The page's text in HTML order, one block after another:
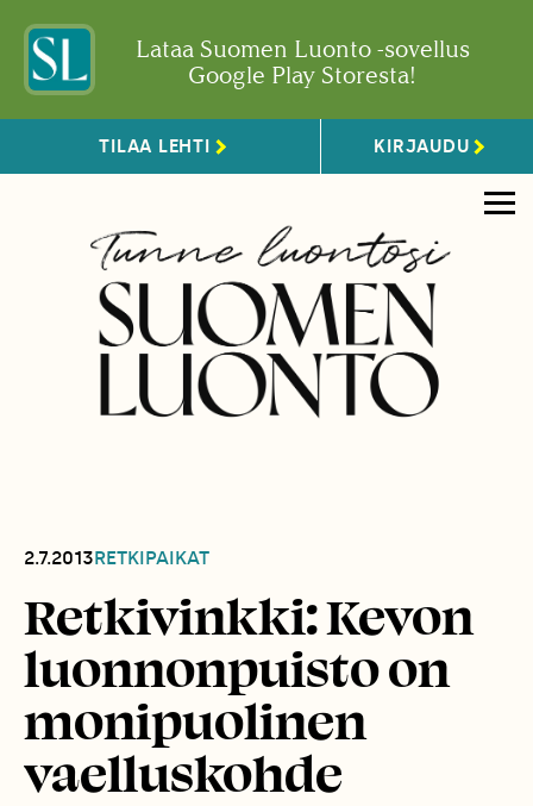
Lataa Suomen Luonto -sovellus
Google Play Storesta!
TILAA LEHTI KIRJAUDU
2.7.2013RETKIPAIKAT
Retkivinkki: Kevon
luonnonpuisto on
monipuolinen
vaelluskohde